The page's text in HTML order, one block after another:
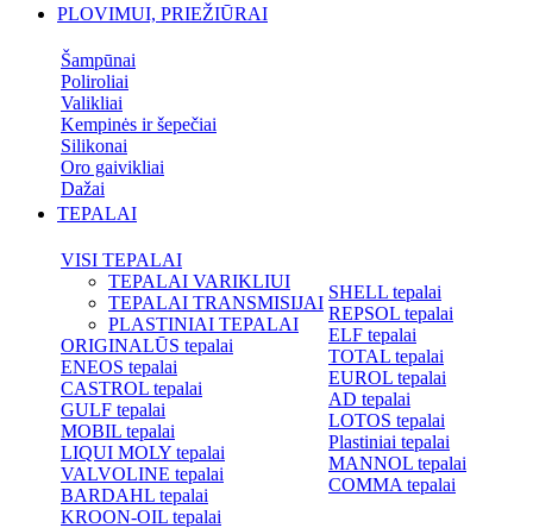
PLOVIMUI, PRIEŽIŪRAI
Šampūnai
Poliroliai
Valikliai
Kempinės ir šepečiai
Silikonai
Oro gaivikliai
Dažai
TEPALAI
VISI TEPALAI
TEPALAI VARIKLIUI
TEPALAI TRANSMISIJAI
PLASTINIAI TEPALAI
ORIGINALŪS tepalai
ENEOS tepalai
CASTROL tepalai
GULF tepalai
MOBIL tepalai
LIQUI MOLY tepalai
VALVOLINE tepalai
BARDAHL tepalai
KROON-OIL tepalai
SHELL tepalai
REPSOL tepalai
ELF tepalai
TOTAL tepalai
EUROL tepalai
AD tepalai
LOTOS tepalai
Plastiniai tepalai
MANNOL tepalai
COMMA tepalai